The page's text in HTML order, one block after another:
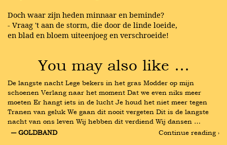
Doch waar zijn heden minnaar en beminde?
- Vraag 't aan de storm, die door de linde loeide,
en blad en bloem uiteenjoeg en verschroeide!
You may also like …
De langste nacht Lege bekers in het gras Modder op mijn
schoenen Verlang naar het moment Dat we even niks meer
moeten Er hangt iets in de lucht Je houd het niet meer tegen
Tranen van geluk We gaan dit nooit vergeten Dit is de langste
nacht van ons leven Wij hebben dit verdiend Wij dansen …
― GOLDBAND
Continue reading ›